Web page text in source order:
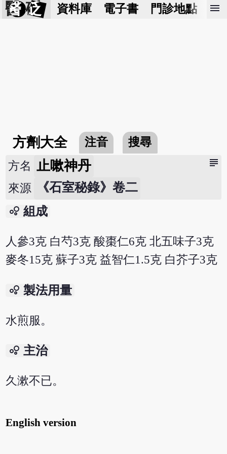
醫 砭 資料庫 電子書 門診地點 預
menu
方劑大全 注音 搜尋
subject
方名 止嗽神丹
來源 《石室秘錄》卷二
bubble_chart 組成
人參3克 白芍3克 酸棗仁6克 北五味子3克
麥冬15克 蘇子3克 益智仁1.5克 白芥子3克
bubble_chart 製法用量
水煎服。
bubble_chart 主治
久漱不已。
English version